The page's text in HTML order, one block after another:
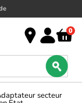
0
secteur